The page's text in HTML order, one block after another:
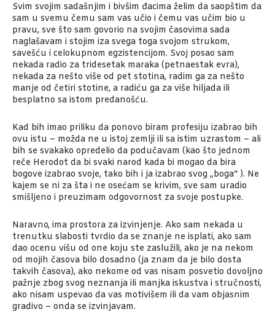
Svim svojim sadašnjim i bivšim đacima želim da saopštim da
sam u svemu čemu sam vas učio i čemu vas učim bio u
pravu, sve što sam govorio na svojim časovima sada
naglašavam i stojim iza svega toga svojom strukom,
savešću i celokupnom egzistencijom. Svoj posao sam
nekada radio za tridesetak maraka (petnaestak evra),
nekada za nešto više od pet stotina, radim ga za nešto
manje od četiri stotine, a radiću ga za više hiljada ili
besplatno sa istom predanošću.
Kad bih imao priliku da ponovo biram profesiju izabrao bih
ovu istu – možda ne u istoj zemlji ili sa istim uzrastom – ali
bih se svakako opredelio da podučavam (kao što jednom
reče Herodot da bi svaki narod kada bi mogao da bira
bogove izabrao svoje, tako bih i ja izabrao svog „boga“ ). Ne
kajem se ni za šta i ne osećam se krivim, sve sam uradio
smišljeno i preuzimam odgovornost za svoje postupke.
Naravno, ima prostora za izvinjenje. Ako sam nekada u
trenutku slabosti tvrdio da se znanje ne isplati, ako sam
dao ocenu višu od one koju ste zaslužili, ako je na nekom
od mojih časova bilo dosadno (ja znam da je bilo dosta
takvih časova), ako nekome od vas nisam posvetio dovoljno
pažnje zbog svog neznanja ili manjka iskustva i stručnosti,
ako nisam uspevao da vas motivišem ili da vam objasnim
gradivo – onda se izvinjavam.